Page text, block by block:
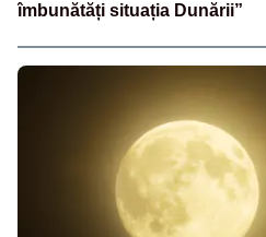
îmbunătăți situația Dunării”